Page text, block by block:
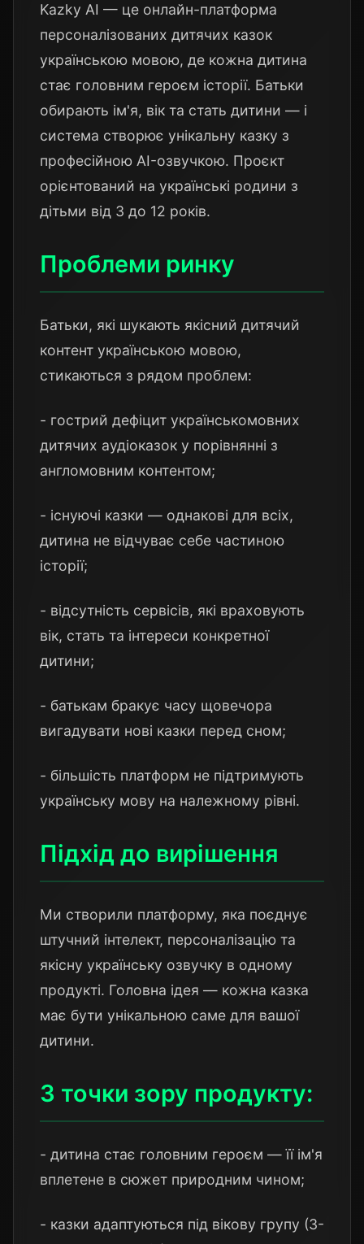
Kazky AI — це онлайн-платформа
персоналізованих дитячих казок
українською мовою, де кожна дитина
стає головним героєм історії. Батьки
обирають ім'я, вік та стать дитини — і
система створює унікальну казку з
професійною AI-озвучкою. Проєкт
орієнтований на українські родини з
дітьми від 3 до 12 років.
Проблеми ринку
Батьки, які шукають якісний дитячий
контент українською мовою,
стикаються з рядом проблем:
- гострий дефіцит українськомовних
дитячих аудіоказок у порівнянні з
англомовним контентом;
- існуючі казки — однакові для всіх,
дитина не відчуває себе частиною
історії;
- відсутність сервісів, які враховують
вік, стать та інтереси конкретної
дитини;
- батькам бракує часу щовечора
вигадувати нові казки перед сном;
- більшість платформ не підтримують
українську мову на належному рівні.
Підхід до вирішення
Ми створили платформу, яка поєднує
штучний інтелект, персоналізацію та
якісну українську озвучку в одному
продукті. Головна ідея — кожна казка
має бути унікальною саме для вашої
дитини.
З точки зору продукту:
- дитина стає головним героєм — її ім'я
вплетене в сюжет природним чином;
- казки адаптуються під вікову групу (3-